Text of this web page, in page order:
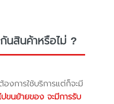
นสินค้าหรือไม่ ?
งการใช้บริการแต่ก็จะมี
ปขนย้ายของ จะมีการรับ